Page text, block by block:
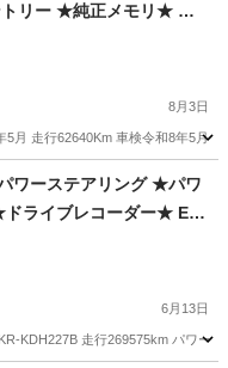
トリー ★純正メモリ★ ナ
タ ★ETC★
8月3日
月 走行62640Km 車検令和8年5月
ラムワーステアリング ★パワ
ライブレコーダー★ ET
★ターボエンジン ★4W
6月13日
KDH227B 走行269575km パワー